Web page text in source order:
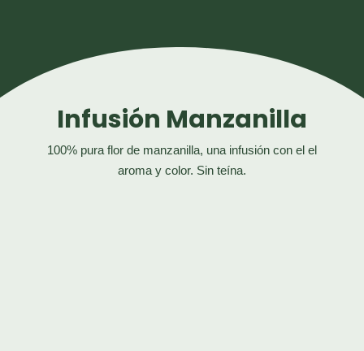
Infusión Manzanilla
100% pura flor de manzanilla, una infusión con el el
aroma y color. Sin teína.